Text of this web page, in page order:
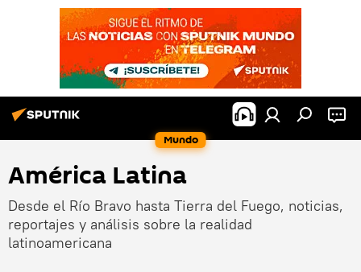
Mundo
América Latina
Desde el Río Bravo hasta Tierra del Fuego, noticias,
reportajes y análisis sobre la realidad
latinoamericana